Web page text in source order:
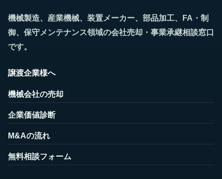
機械製造、産業機械、装置メーカー、部品加工、FA・制
御、保守メンテナンス領域の会社売却・事業承継相談窓口
です。
譲渡企業様へ
機械会社の売却
企業価値診断
M&Aの流れ
無料相談フォーム